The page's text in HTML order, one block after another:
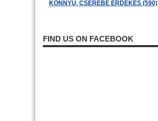
KÖNNYŰ, CSERÉBE ÉRDEKES (590)
FIND US ON FACEBOOK